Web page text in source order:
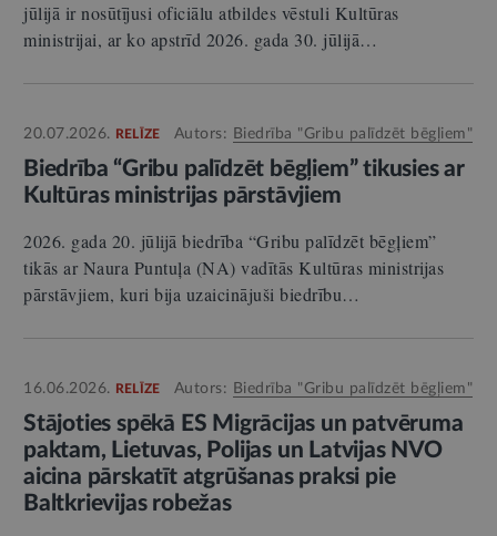
jūlijā ir nosūtījusi oficiālu atbildes vēstuli Kultūras
ministrijai, ar ko apstrīd 2026. gada 30. jūlijā…
20.07.2026. RELĪZE Autors: Biedrība "Gribu palīdzēt bēgļiem"
Biedrība “Gribu palīdzēt bēgļiem” tikusies ar
Kultūras ministrijas pārstāvjiem
2026. gada 20. jūlijā biedrība “Gribu palīdzēt bēgļiem”
tikās ar Naura Puntuļa (NA) vadītās Kultūras ministrijas
pārstāvjiem, kuri bija uzaicinājuši biedrību…
16.06.2026. RELĪZE Autors: Biedrība "Gribu palīdzēt bēgļiem"
Stājoties spēkā ES Migrācijas un patvēruma
paktam, Lietuvas, Polijas un Latvijas NVO
aicina pārskatīt atgrūšanas praksi pie
Baltkrievijas robežas